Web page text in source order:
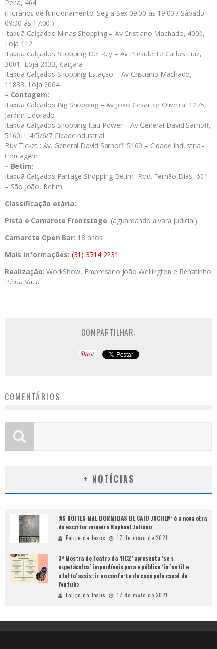
Pena, 464
(Horários de funcionamento: Seg a Sex 09:00 ás 19:00 / Sábado
09:00 ás 17:00 )
Itapuã Calçados Minas Shopping – Av Cristiano Machado, 4000,
Loja 112
Itapuã Calçados Shopping Del Rey – Av Presidente Carlos Luiz,
3001, Loja 2033, Caiçara
Itapuã Calçados Shopping Estação – Av Cristiano Machado,
11833, Loja 2064
– Contagem:
Itapuã Calçados Big Shopping – Av João Cesar de Oliveira, 1275,
Jardim Eldorado
Itapuã Calçados Shopping Itaú Power – Av General David Sarnoff,
5160, lj 4/5/6/7 CidadeIndustrial
Buy Ticket : Av. General David Sarnoff, 5160 – Cidade Industrial-
Contagem
– Betim:
Itapuã Calçados Partage Shopping Betim -Rod. Fernão Dias, 601
– São João, Betim
Classificação etária:
Pista e Camarote Frontstage: (aguardando alvará judicial)
Camarote Open Bar: 18 anos
Mais informações: (31) 3714 2231
Realização: WorkShow, Empresário João Wellington e Renatinho
Pé da Vaca
COMPARTILHAR:
COMENTÁRIOS
+ NOTÍCIAS
‘AS NOITES MAL DORMIDAS DE CAIO JOCHEM’ é a nova obra
do escritor mineiro Raphael Juliano
Felipe de Jesus 17 de maio de 2021
3ª Mostra de Teatro da ‘RC2’ apresenta ‘seis
espetáculos’ imperdíveis para o público ‘infantil e
adulto’ assistir no conforto de casa pelo canal do
Youtube
Felipe de Jesus 17 de maio de 2021